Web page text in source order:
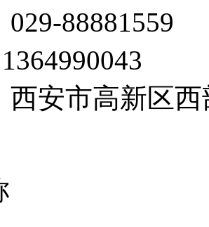
88881559
西安市高新区西